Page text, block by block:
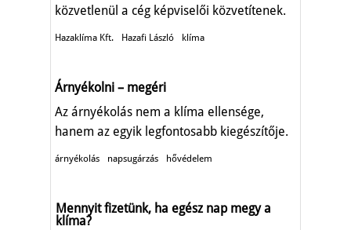
közvetlenül a cég képviselői közvetítenek.
Hazaklíma Kft. Hazafi László klíma
Árnyékolni – megéri
Az árnyékolás nem a klíma ellensége,
hanem az egyik legfontosabb kiegészítője.
árnyékolás napsugárzás hővédelem
Mennyit fizetünk, ha egész nap megy a
klíma?